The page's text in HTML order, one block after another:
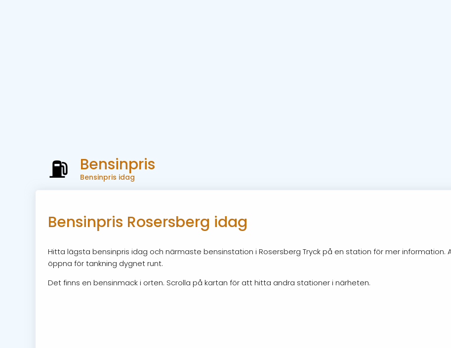
Bensinpris
Bensinpris idag
Bensinpris Rosersberg idag
Hitta lägsta bensinpris idag och närmaste bensinstation i Rosersberg Tryck på en station för mer
öppna för tankning dygnet runt.
Det finns en bensinmack i orten. Scrolla på kartan för att hitta andra stationer i närheten.